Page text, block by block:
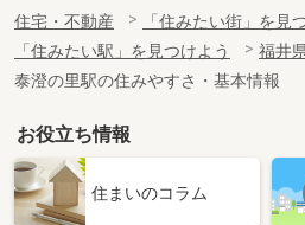
住宅・不動産
「住みたい街」を見
「住みたい駅」を見つけよう
福井
泰澄の里駅の住みやすさ・基本情報
お役立ち情報
住まいのコラム